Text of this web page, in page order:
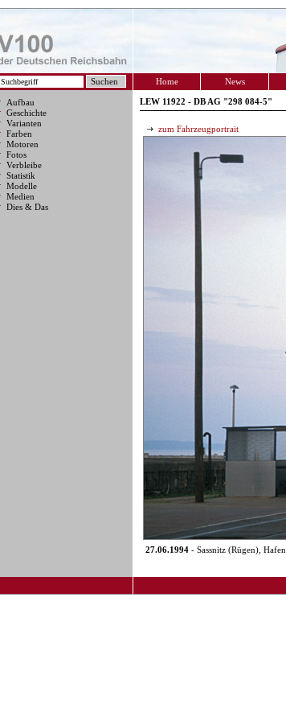
Home News
Aufbau
Geschichte
Varianten
Farben
Motoren
Fotos
Verbleibe
Statistik
Modelle
Medien
Dies & Das
LEW 11922 - DB AG "298 084-5"
zum Fahrzeugportrait
27.06.1994 - Sassnitz (Rügen), Hafen